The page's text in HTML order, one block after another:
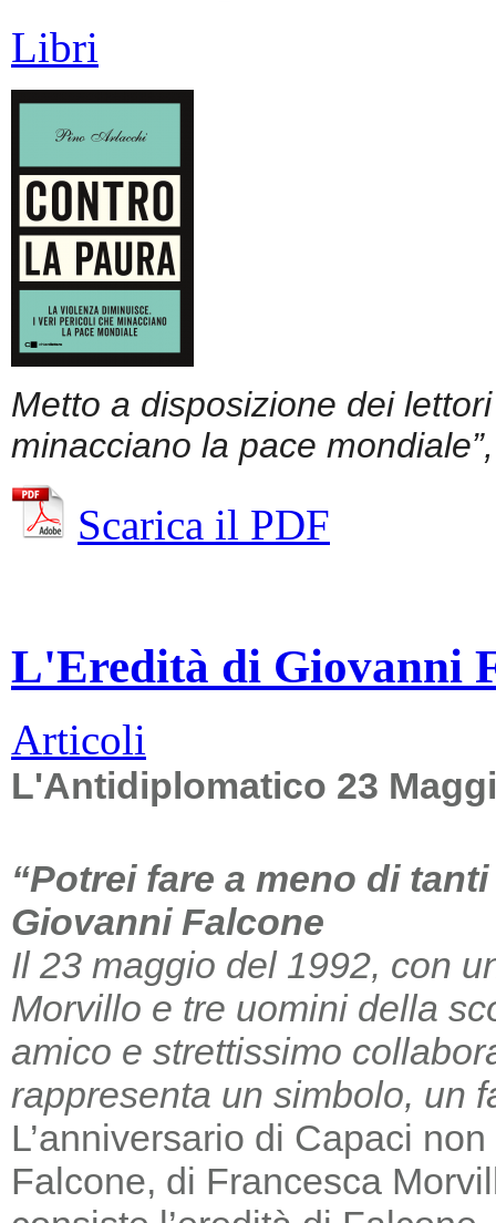
Libri
Metto a disposizione dei
minacciano la pace
Scarica il PDF
L'Eredità di Giovanni
Articoli
L'Antidiplomatico 23
“Potrei fare a meno di
Giovanni Falcone
Il 23 maggio del 1992, con
Morvillo e tre uomini della
amico e strettissimo
rappresenta un simbolo, un
L’anniversario di Capaci
Falcone, di Francesca